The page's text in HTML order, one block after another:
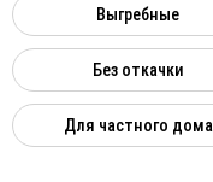
Выгребные
Без откачки
Для частного дома